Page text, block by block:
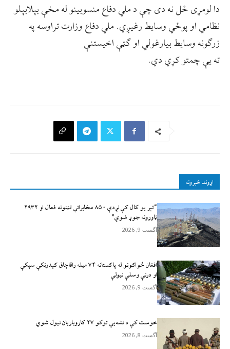
دا لومړی ځل نه دی چې د ملي دفاع منسوبینو له مخې بېلابېلو
نظامي او پوځي وسایط رغیږي. ملي دفاع وزارت تراوسه په
زرګونه وسایط بیارغولي او ګټې اخیستنې
ته یې چمتو کړي دي.
اړوند خبرونه
“تېر يو کال کې نږدې ۸۵۰ مخابراتي انټنونه فعال او ۲۹۳۲
ټاورونه جوړ شوي”
آگست 9, 2026
افغان ځواکونو له پاکستانه ۷۴ میله راقاچاق کېدونکې سپکې
او درنې وسلې نیولې
آگست 9, 2026
خوست کې د نشه‌يي توکو ۲۷ کاروباریان نیول شوي
آگست 8, 2026